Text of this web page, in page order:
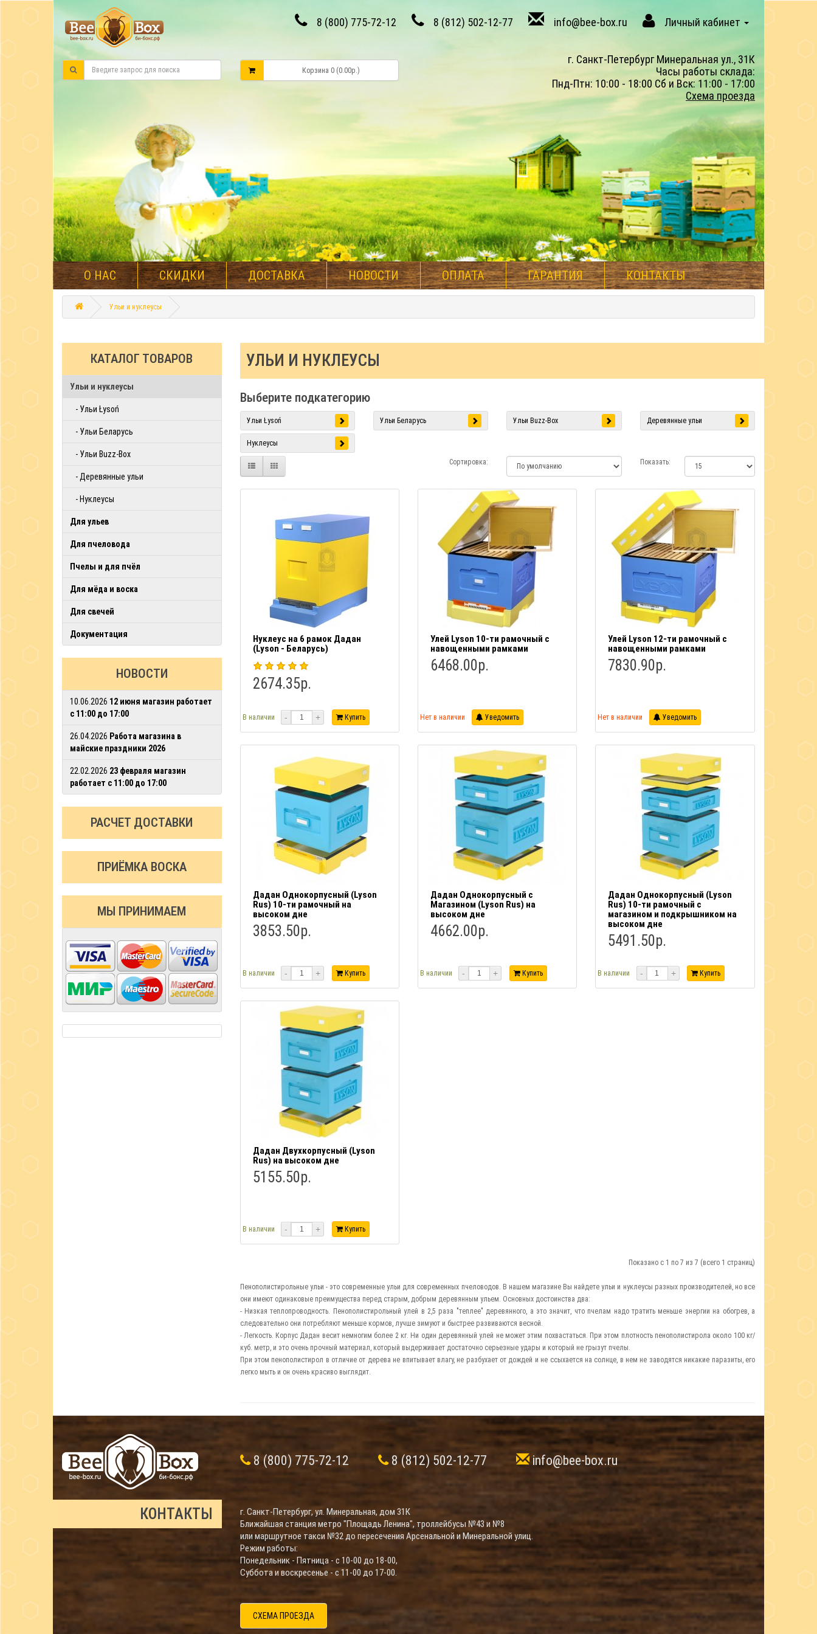
8 (800) 775-72-12 8 (812) 502-12-77 info@bee-box.ru Личный кабинет
Корзина 0 (0.00р.)
г. Санкт-Петербург Минеральная ул., 31К
Часы работы склада:
Пнд-Птн: 10:00 - 18:00 Сб и Вск: 11:00 - 17:00
Схема проезда
О НАС СКИДКИ ДОСТАВКА НОВОСТИ ОПЛАТА ГАРАНТИЯ КОНТАКТЫ
Ульи и нуклеусы
КАТАЛОГ ТОВАРОВ
Ульи и нуклеусы
- Ульи Łysoń
- Ульи Беларусь
- Ульи Buzz-Box
- Деревянные ульи
- Нуклеусы
Для ульев
Для пчеловода
Пчелы и для пчёл
Для мёда и воска
Для свечей
Документация
НОВОСТИ
10.06.2026 12 июня магазин работает
с 11:00 до 17:00
26.04.2026 Работа магазина в
майские праздники 2026
22.02.2026 23 февраля магазин
работает с 11:00 до 17:00
РАСЧЕТ ДОСТАВКИ
ПРИЁМКА ВОСКА
МЫ ПРИНИМАЕМ
УЛЬИ И НУКЛЕУСЫ
Выберите подкатегорию
Ульи Łysoń Ульи Беларусь Ульи Buzz-Box Деревянные ульи
Нуклеусы
Сортировка: Показать:
Нуклеус на 6 рамок Дадан
(Lyson - Беларусь)
2674.35р.
В наличии - + Купить
Улей Lyson 10-ти рамочный с
навощенными рамками
6468.00р.
Нет в наличии Уведомить
Улей Lyson 12-ти рамочный с
навощенными рамками
7830.90р.
Нет в наличии Уведомить
Дадан Однокорпусный (Lyson
Rus) 10-ти рамочный на
высоком дне
3853.50р.
В наличии - + Купить
Дадан Однокорпусный с
Магазином (Lyson Rus) на
высоком дне
4662.00р.
В наличии - + Купить
Дадан Однокорпусный (Lyson
Rus) 10-ти рамочный с
магазином и подкрышником на
высоком дне
5491.50р.
В наличии - + Купить
Дадан Двухкорпусный (Lyson
Rus) на высоком дне
5155.50р.
В наличии - + Купить
Показано с 1 по 7 из 7 (всего 1 страниц)
Пенополистирольные ульи - это современные ульи для современных пчеловодов. В нашем магазине Вы найдете ульи и нуклеусы разных производителей, но все
они имеют одинаковые преимущества перед старым, добрым деревянным ульем. Основных достоинства два:
- Низкая теплопроводность. Пенополистирольный улей в 2,5 раза "теплее" деревянного, а это значит, что пчелам надо тратить меньше энергии на обогрев, а
следовательно они потребляют меньше кормов, лучше зимуют и быстрее развиваются весной.
- Легкость. Корпус Дадан весит немногим более 2 кг. Ни один деревянный улей не может этим похвастаться. При этом плотность пенополистирола около 100 кг/
куб. метр, и это очень прочный материал, который выдерживает достаточно серьезные удары и который не грызут пчелы.
При этом пенополистирол в отличие от дерева не впитывает влагу, не разбухает от дождей и не ссыхается на солнце, в нем не заводятся никакие паразиты, его
легко мыть и он очень красиво выглядит.
8 (800) 775-72-12 8 (812) 502-12-77 info@bee-box.ru
КОНТАКТЫ
г. Санкт-Петербург, ул. Минеральная, дом 31К
Ближайшая станция метро "Площадь Ленина", троллейбусы №43 и №8
или маршрутное такси №32 до пересечения Арсенальной и Минеральной улиц.
Режим работы:
Понедельник - Пятница - с 10-00 до 18-00,
Суббота и воскресенье - с 11-00 до 17-00.
СХЕМА ПРОЕЗДА